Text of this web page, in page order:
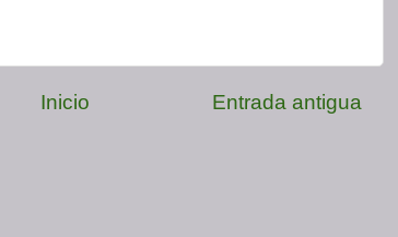
Entrada antigua
Inicio